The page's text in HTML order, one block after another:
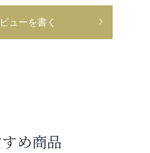
ューを書く
め商品